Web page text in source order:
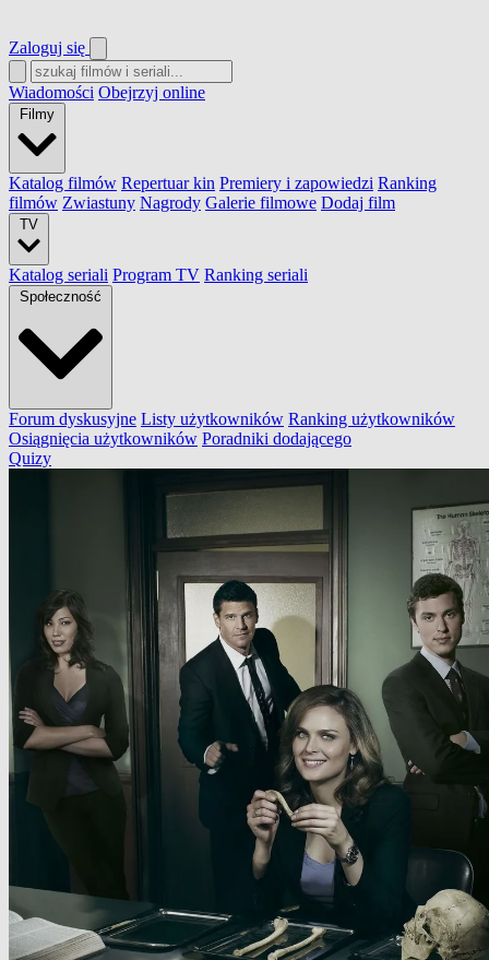
Zaloguj się
Wiadomości Obejrzyj online
Filmy
Katalog filmów Repertuar kin Premiery i zapowiedzi Ranking
filmów Zwiastuny Nagrody Galerie filmowe Dodaj film
TV
Katalog seriali Program TV Ranking seriali
Społeczność
Forum dyskusyjne Listy użytkowników Ranking użytkowników
Osiągnięcia użytkowników Poradniki dodającego
Quizy